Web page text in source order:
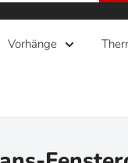
Vorhänge